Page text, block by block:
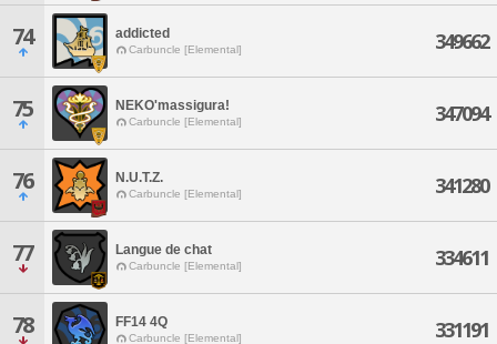
74 addicted
Carbuncle [Elemental] 349662
75 NEKO'massigura!
Carbuncle [Elemental] 347094
76 N.U.T.Z.
Carbuncle [Elemental] 341280
77 Langue de chat
Carbuncle [Elemental] 334611
78 FF14 4Q
Carbuncle [Elemental] 331191